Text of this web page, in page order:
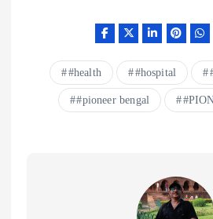
#health #hospital
#pioneer bengal